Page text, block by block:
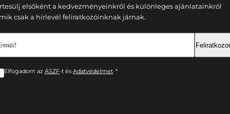
elsőként a kedvezményeinkről és különleges ajánlatainkról
csak a hírlevél feliratkozóinknak járnak.
*
Elfogadom az ÁSZF-t és Adatvédelmet *